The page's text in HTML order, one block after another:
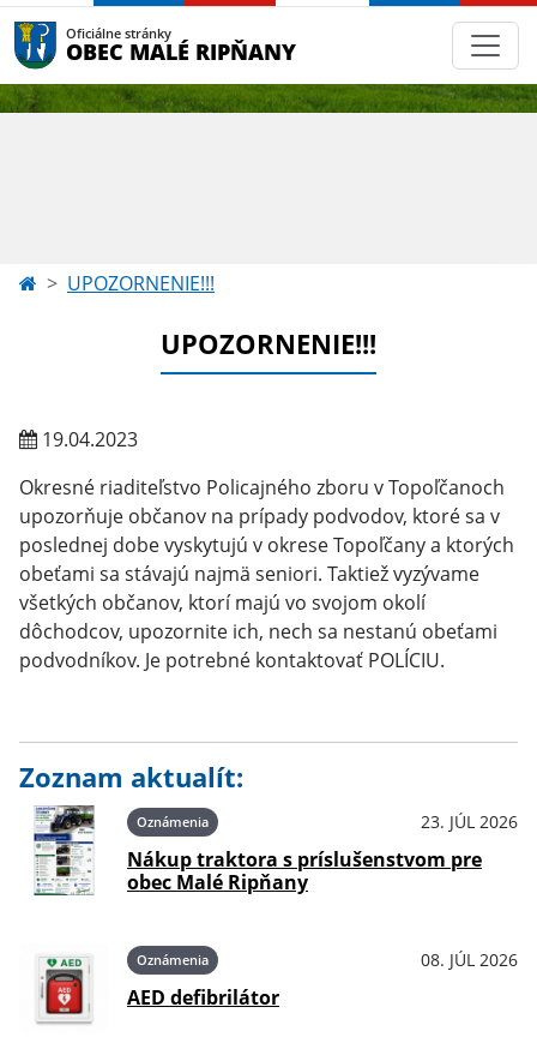
Oficiálne stránky
OBEC MALÉ RIPŇANY
UPOZORNENIE!!!
UPOZORNENIE!!!
19.04.2023
Okresné riaditeľstvo Policajného zboru v Topoľčanoch
upozorňuje občanov na prípady podvodov, ktoré sa v
poslednej dobe vyskytujú v okrese Topoľčany a ktorých
obeťami sa stávajú najmä seniori. Taktiež vyzývame
všetkých občanov, ktorí majú vo svojom okolí
dôchodcov, upozornite ich, nech sa nestanú obeťami
podvodníkov. Je potrebné kontaktovať POLÍCIU.
Zoznam aktualít:
Oznámenia 23. JÚL 2026
Nákup traktora s príslušenstvom pre
obec Malé Ripňany
Oznámenia 08. JÚL 2026
AED defibrilátor